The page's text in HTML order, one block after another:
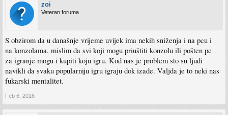
zoi
Veteran foruma
S obzirom da u današnje vrijeme uvijek ima nekih sniženja i na pcu i
na konzolama, mislim da svi koji mogu priuštiti konzolu ili pošten pc
za igranje mogu i kupiti koju igru. Kod nas je problem sto su ljudi
navikli da svaku popularniju igru igraju dok izađe. Valjda je to neki nas
fukarski mentalitet.
Feb 6, 2016